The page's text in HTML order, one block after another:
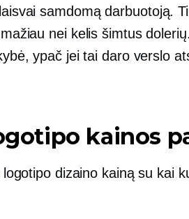
samdomą darbuotoją.
nei kelis šimtus
ypač jei tai daro verslo
kainos
dizaino kainą su kai